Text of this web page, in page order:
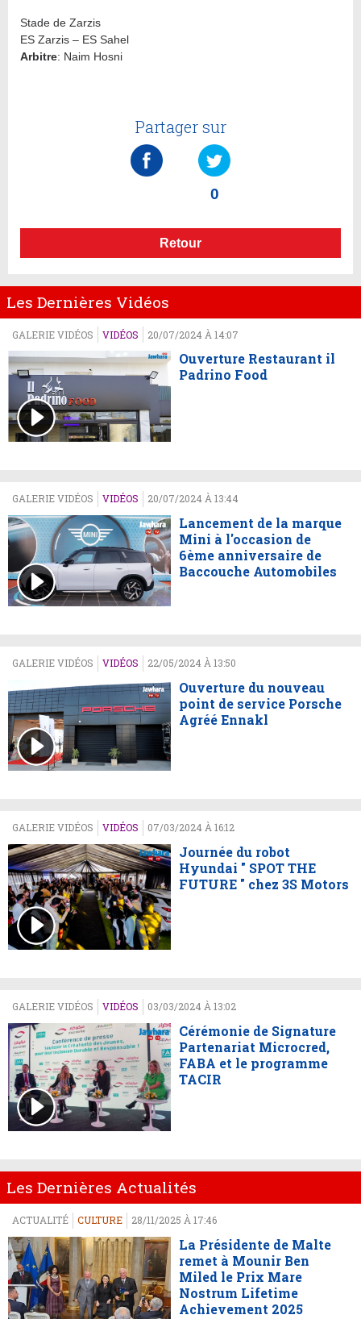
Stade de Zarzis
ES Zarzis – ES Sahel
Arbitre: Naim Hosni
Partager sur
0
Retour
Les Dernières Vidéos
GALERIE VIDÉOS VIDÉOS 20/07/2024 À 14:07
Ouverture Restaurant il
Padrino Food
GALERIE VIDÉOS VIDÉOS 20/07/2024 À 13:44
Lancement de la marque
Mini à l'occasion de
6ème anniversaire de
Baccouche Automobiles
GALERIE VIDÉOS VIDÉOS 22/05/2024 À 13:50
Ouverture du nouveau
point de service Porsche
Agréé Ennakl
GALERIE VIDÉOS VIDÉOS 07/03/2024 À 16:12
Journée du robot
Hyundai " SPOT THE
FUTURE " chez 3S Motors
GALERIE VIDÉOS VIDÉOS 03/03/2024 À 13:02
Cérémonie de Signature
Partenariat Microcred,
FABA et le programme
TACIR
Les Dernières Actualités
ACTUALITÉ CULTURE 28/11/2025 À 17:46
La Présidente de Malte
remet à Mounir Ben
Miled le Prix Mare
Nostrum Lifetime
Achievement 2025